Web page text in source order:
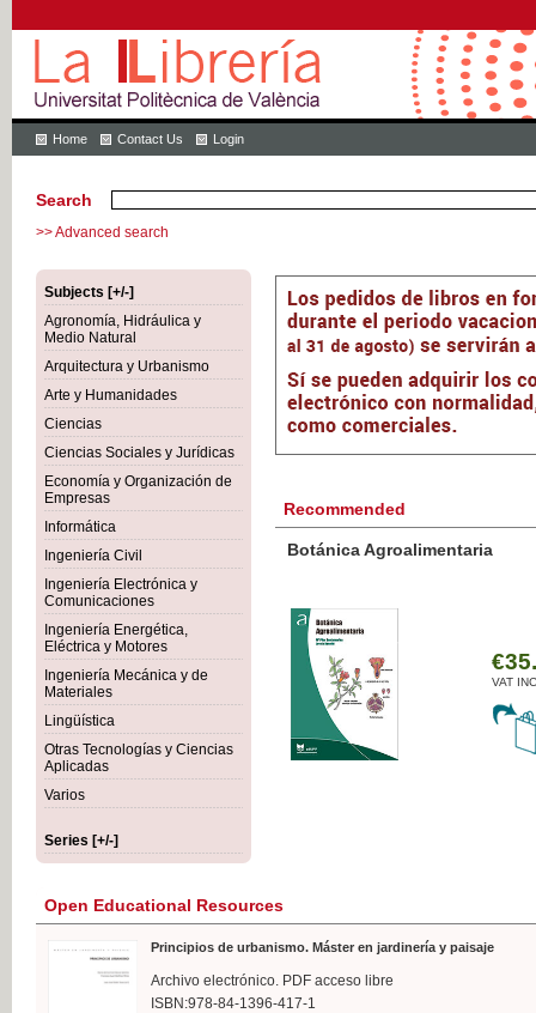
Home Contact Us Login
Search
>> Advanced search
Subjects [+/-]
Agronomía, Hidráulica y
Medio Natural
Arquitectura y Urbanismo
Arte y Humanidades
Ciencias
Ciencias Sociales y Jurídicas
Economía y Organización de
Empresas
Informática
Ingeniería Civil
Ingeniería Electrónica y
Comunicaciones
Ingeniería Energética,
Eléctrica y Motores
Ingeniería Mecánica y de
Materiales
Lingüística
Otras Tecnologías y Ciencias
Aplicadas
Varios
Series [+/-]
Recommended
Botánica Agroalimentaria
VAT
Open Educational Resources
Principios de urbanismo. Máster en jardinería y paisaje
Archivo electrónico. PDF acceso libre
ISBN:978-84-1396-417-1